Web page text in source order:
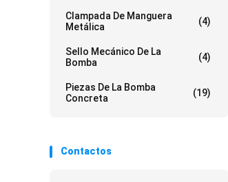
Clampada De Manguera
Metálica
(4)
Sello Mecánico De La
Bomba
(4)
Piezas De La Bomba
Concreta
(19)
Contactos